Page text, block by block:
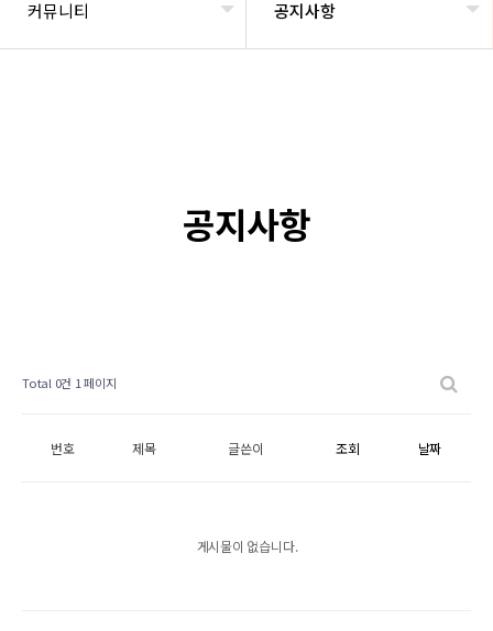
커뮤니티 공지사항
공지사항
Total 0건 1 페이지
번호 제목 글쓴이 조회 날짜
게시물이 없습니다.